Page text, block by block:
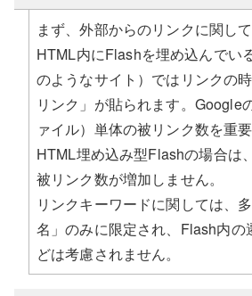
まず、外部からのリンクに関し
HTML内にFlashを埋め込んでい
のようなサイト）ではリンクの
リンク」が貼られます。Google
ァイル）単体の被リンク数を重要
HTML埋め込み型Flashの場合は
被リンク数が増加しません。
リンクキーワードに関しては、
名」のみに限定され、Flash内の
どは考慮されません。